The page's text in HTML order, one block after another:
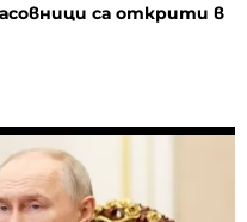
са открити в